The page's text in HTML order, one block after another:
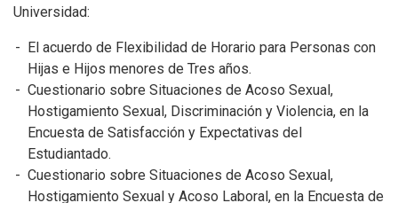
Universidad:
El acuerdo de Flexibilidad de Horario para Personas con
Hijas e Hijos menores de Tres años.
Cuestionario sobre Situaciones de Acoso Sexual,
Hostigamiento Sexual, Discriminación y Violencia, en la
Encuesta de Satisfacción y Expectativas del
Estudiantado.
Cuestionario sobre Situaciones de Acoso Sexual,
Hostigamiento Sexual y Acoso Laboral, en la Encuesta de